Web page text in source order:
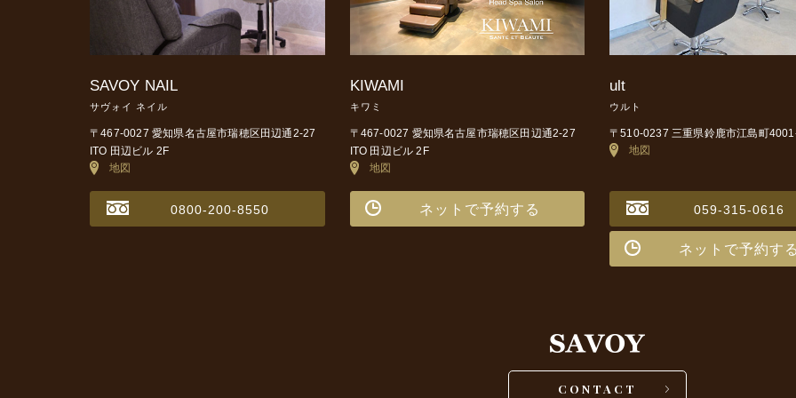
SAVOY NAIL
サヴォイ ネイル
〒467-0027 愛知県名古屋市瑞穂区田辺通2-27
ITO 田辺ビル 2F
地図
0800-200-8550
KIWAMI
キワミ
〒467-0027 愛知県名古屋市瑞穂区田辺通2-27
ITO 田辺ビル 2F
地図
ネットで予約する
ult
ウルト
〒510-0237 三重県鈴鹿市江島町
地図
059-315-0616
ネットで予約す
CONTACT